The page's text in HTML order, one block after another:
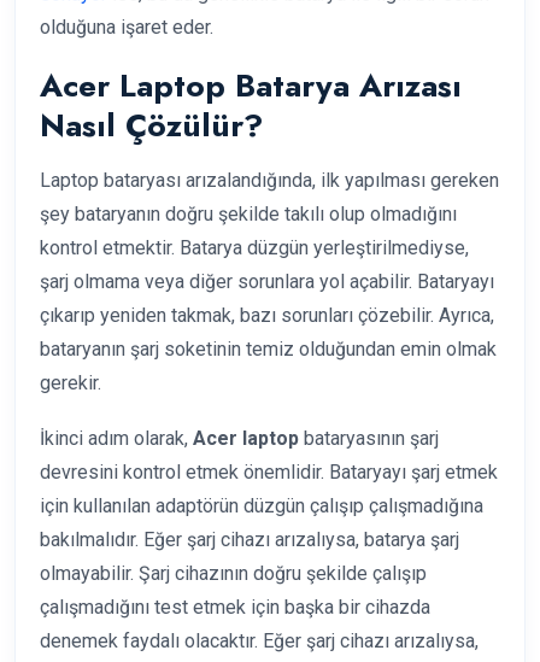
olduğuna işaret eder.
Acer Laptop Batarya Arızası
Nasıl Çözülür?
Laptop bataryası arızalandığında, ilk yapılması gereken
şey bataryanın doğru şekilde takılı olup olmadığını
kontrol etmektir. Batarya düzgün yerleştirilmediyse,
şarj olmama veya diğer sorunlara yol açabilir. Bataryayı
çıkarıp yeniden takmak, bazı sorunları çözebilir. Ayrıca,
bataryanın şarj soketinin temiz olduğundan emin olmak
gerekir.
İkinci adım olarak, Acer laptop bataryasının şarj
devresini kontrol etmek önemlidir. Bataryayı şarj etmek
için kullanılan adaptörün düzgün çalışıp çalışmadığına
bakılmalıdır. Eğer şarj cihazı arızalıysa, batarya şarj
olmayabilir. Şarj cihazının doğru şekilde çalışıp
çalışmadığını test etmek için başka bir cihazda
denemek faydalı olacaktır. Eğer şarj cihazı arızalıysa,